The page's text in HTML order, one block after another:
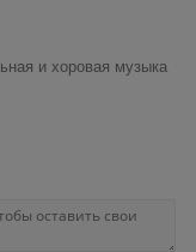
и хоровая музыка